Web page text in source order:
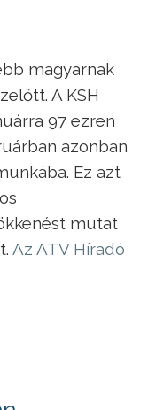
magyarnak
A KSH
97 ezren
azonban
Ez azt
mutat
Az ATV Híradó